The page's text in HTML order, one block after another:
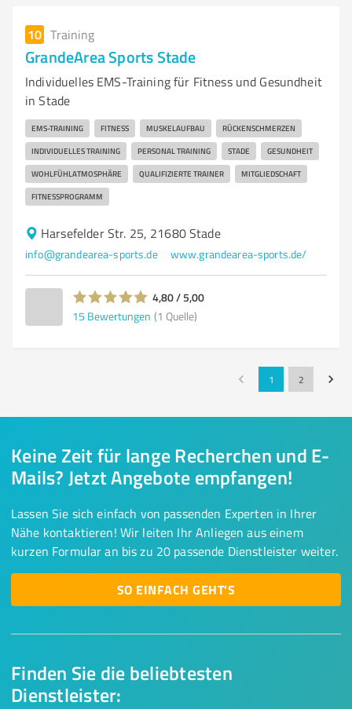
10 Training
GrandeArea Sports Stade
Individuelles EMS-Training für Fitness und Gesundheit
in Stade
EMS-TRAINING FITNESS MUSKELAUFBAU RÜCKENSCHMERZEN
INDIVIDUELLES TRAINING PERSONAL TRAINING STADE GESUNDHEIT
WOHLFÜHLATMOSPHÄRE QUALIFIZIERTE TRAINER MITGLIEDSCHAFT
FITNESSPROGRAMM
Harsefelder Str. 25, 21680 Stade
info@grandearea-sports.de www.grandearea-sports.de/
4,80 / 5,00
15 Bewertungen (1 Quelle)
1 2
Finden Sie die beliebtesten
Dienstleister:
Keine Zeit für lange Recherchen und E-
Mails? Jetzt Angebote empfangen!
Lassen Sie sich einfach von passenden Experten in Ihrer
Nähe kontaktieren! Wir leiten Ihr Anliegen aus einem
kurzen Formular an bis zu 20 passende Dienstleister weiter.
SO EINFACH GEHT'S